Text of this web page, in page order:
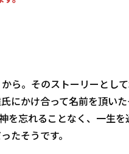
ら。そのストーリーとし
にかけ合って名前を頂いた
を忘れることなく、一生を
たそうです。